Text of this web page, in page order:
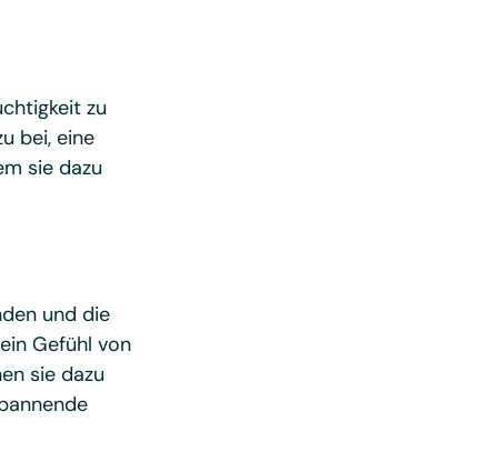
zu
bei, eine
sie dazu
und die
Gefühl von
sie dazu